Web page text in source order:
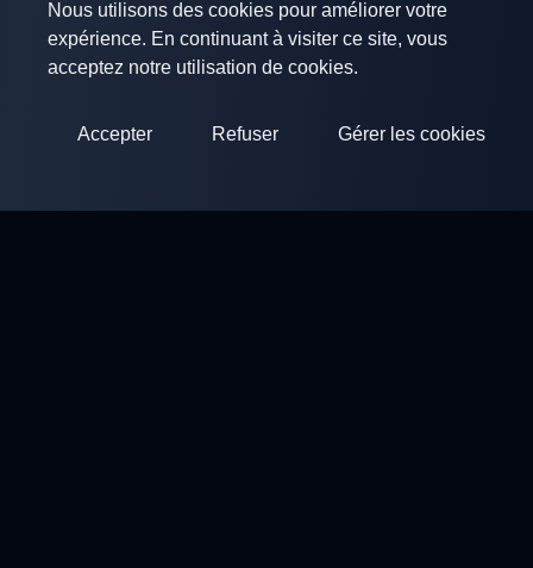
Nous utilisons des cookies pour améliorer votre
expérience. En continuant à visiter ce site, vous
acceptez notre utilisation de cookies.
Accepter Refuser Gérer les cookies